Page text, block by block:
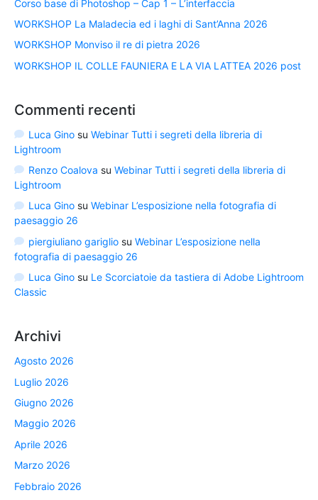
Corso base di Photoshop – Cap 1 – L’interfaccia
WORKSHOP La Maladecia ed i laghi di Sant’Anna 2026
WORKSHOP Monviso il re di pietra 2026
WORKSHOP IL COLLE FAUNIERA E LA VIA LATTEA 2026 post
Commenti recenti
Luca Ginosu Webinar Tutti i segreti della libreria di
Lightroom
Renzo Coalova su Webinar Tutti i segreti della libreria di
Lightroom
Luca Ginosu Webinar L’esposizione nella fotografia di
paesaggio 26
piergiuliano garigliosu Webinar L’esposizione nella
fotografia di paesaggio 26
Luca Ginosu Le Scorciatoie da tastiera di Adobe Lightroom
Classic
Archivi
Agosto 2026
Luglio 2026
Giugno 2026
Maggio 2026
Aprile 2026
Marzo 2026
Febbraio 2026